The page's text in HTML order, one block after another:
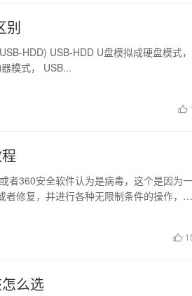
别
HDD) USB-HDD U盘模拟成硬盘模式，
模式， USB...
者360安全软件认为是病毒，这个是因为一
修复，并进行各种无限制条件的操作，因
么选